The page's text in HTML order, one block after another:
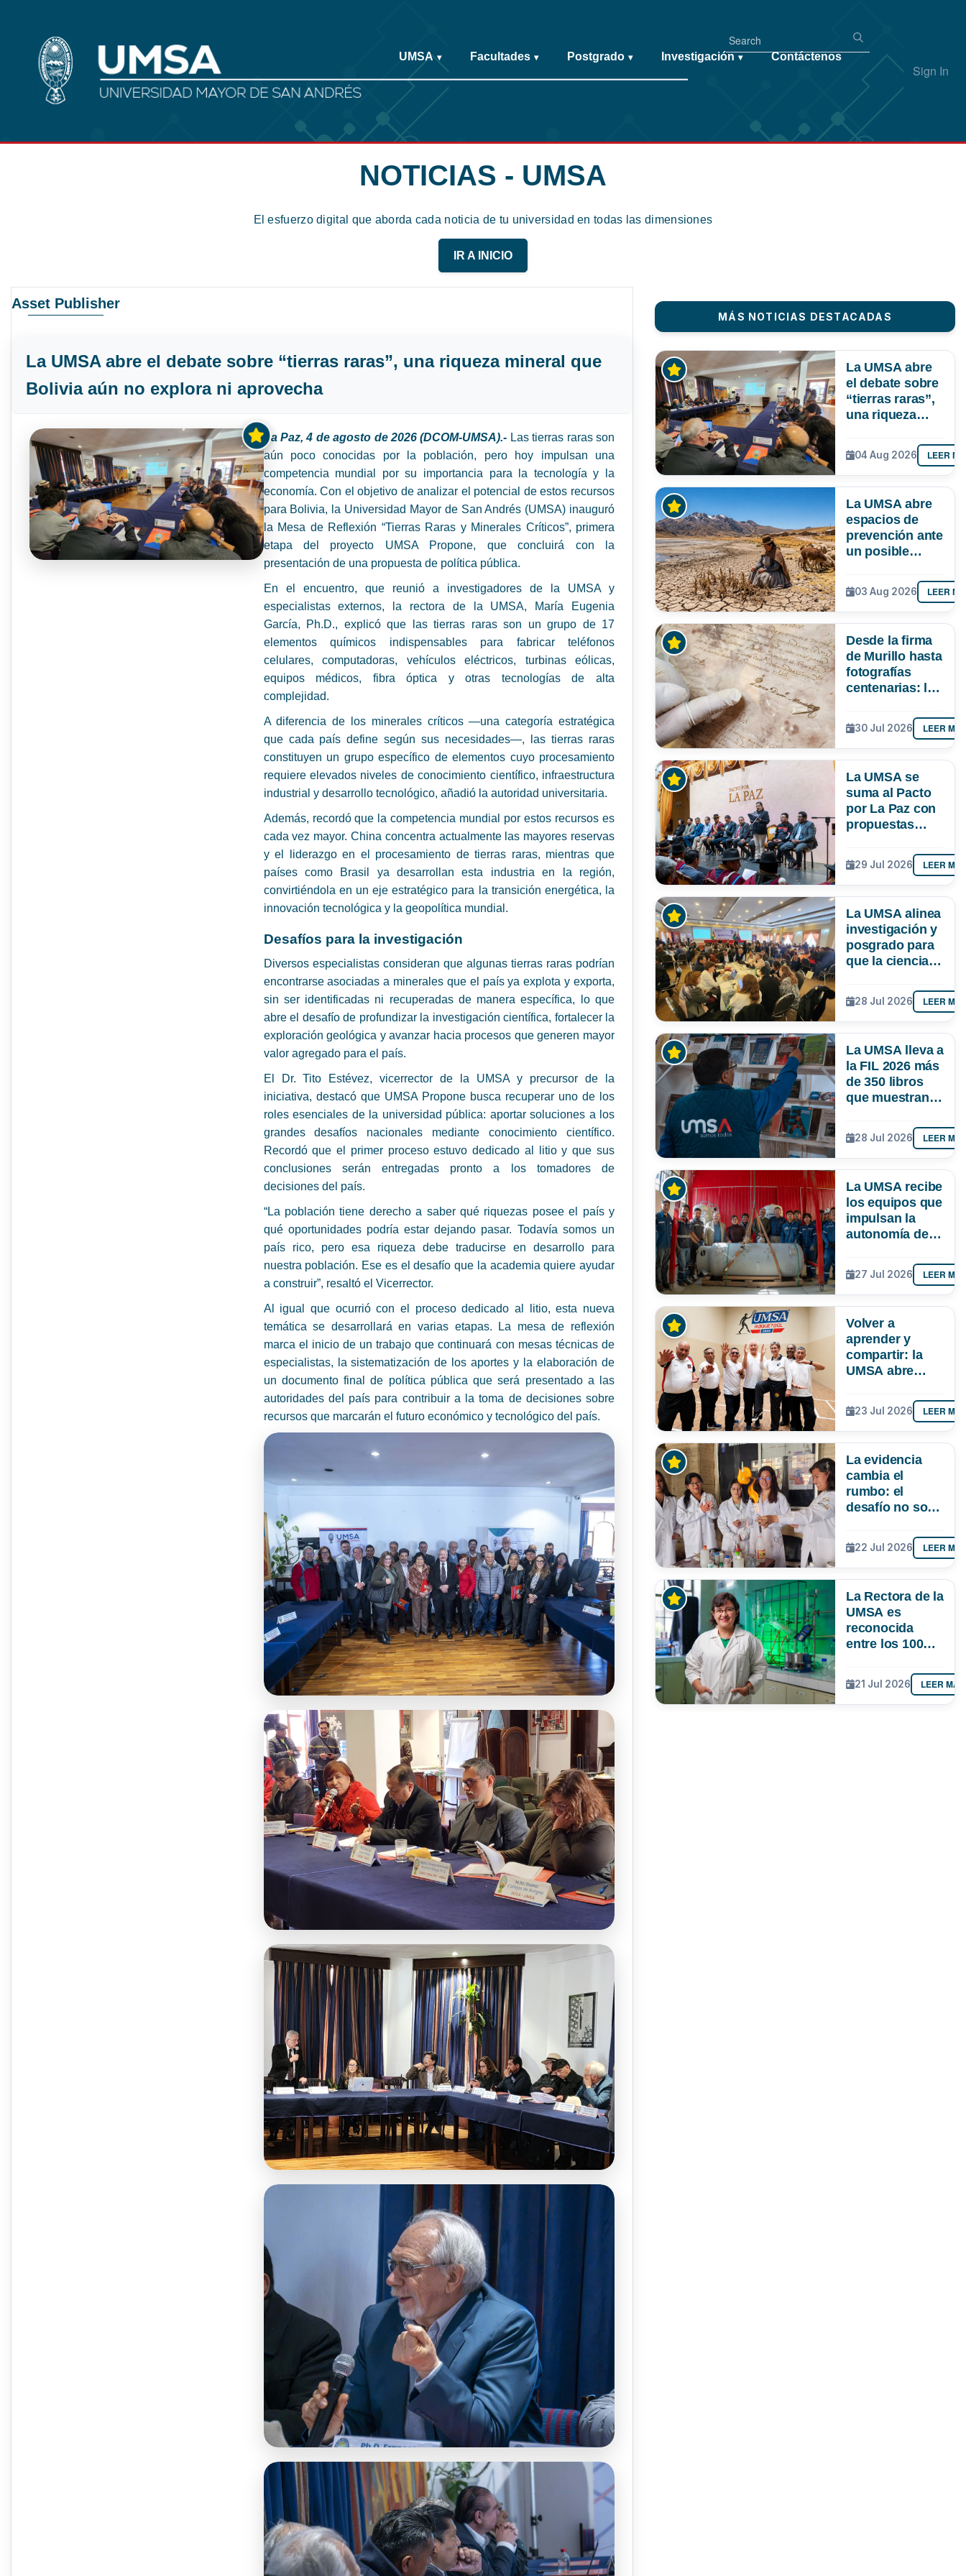
Sign In
UMSA ▾ Facultades ▾ Postgrado ▾ Investigación ▾ Contáctenos
NOTICIAS - UMSA
El esfuerzo digital que aborda cada noticia de tu universidad en todas las dimensiones
IR A INICIO
Asset Publisher
La UMSA abre el debate sobre “tierras raras”, una riqueza mineral que
Bolivia aún no explora ni aprovecha
La Paz, 4 de agosto de 2026 (DCOM-UMSA).- Las tierras raras son
aún poco conocidas por la población, pero hoy impulsan una
competencia mundial por su importancia para la tecnología y la
economía. Con el objetivo de analizar el potencial de estos recursos
para Bolivia, la Universidad Mayor de San Andrés (UMSA) inauguró
la Mesa de Reflexión “Tierras Raras y Minerales Críticos”, primera
etapa del proyecto UMSA Propone, que concluirá con la
presentación de una propuesta de política pública.
En el encuentro, que reunió a investigadores de la UMSA y
especialistas externos, la rectora de la UMSA, María Eugenia
García, Ph.D., explicó que las tierras raras son un grupo de 17
elementos químicos indispensables para fabricar teléfonos
celulares, computadoras, vehículos eléctricos, turbinas eólicas,
equipos médicos, fibra óptica y otras tecnologías de alta
complejidad.
A diferencia de los minerales críticos —una categoría estratégica
que cada país define según sus necesidades—, las tierras raras
constituyen un grupo específico de elementos cuyo procesamiento
requiere elevados niveles de conocimiento científico, infraestructura
industrial y desarrollo tecnológico, añadió la autoridad universitaria.
Además, recordó que la competencia mundial por estos recursos es
cada vez mayor. China concentra actualmente las mayores reservas
y el liderazgo en el procesamiento de tierras raras, mientras que
países como Brasil ya desarrollan esta industria en la región,
convirtiéndola en un eje estratégico para la transición energética, la
innovación tecnológica y la geopolítica mundial.
Desafíos para la investigación
Diversos especialistas consideran que algunas tierras raras podrían
encontrarse asociadas a minerales que el país ya explota y exporta,
sin ser identificadas ni recuperadas de manera específica, lo que
abre el desafío de profundizar la investigación científica, fortalecer la
exploración geológica y avanzar hacia procesos que generen mayor
valor agregado para el país.
El Dr. Tito Estévez, vicerrector de la UMSA y precursor de la
iniciativa, destacó que UMSA Propone busca recuperar uno de los
roles esenciales de la universidad pública: aportar soluciones a los
grandes desafíos nacionales mediante conocimiento científico.
Recordó que el primer proceso estuvo dedicado al litio y que sus
conclusiones serán entregadas pronto a los tomadores de
decisiones del país.
“La población tiene derecho a saber qué riquezas posee el país y
qué oportunidades podría estar dejando pasar. Todavía somos un
país rico, pero esa riqueza debe traducirse en desarrollo para
nuestra población. Ese es el desafío que la academia quiere ayudar
a construir”, resaltó el Vicerrector.
Al igual que ocurrió con el proceso dedicado al litio, esta nueva
temática se desarrollará en varias etapas. La mesa de reflexión
marca el inicio de un trabajo que continuará con mesas técnicas de
especialistas, la sistematización de los aportes y la elaboración de
un documento final de política pública que será presentado a las
autoridades del país para contribuir a la toma de decisiones sobre
recursos que marcarán el futuro económico y tecnológico del país.
MÁS NOTICIAS DESTACADAS
La UMSA abre
el debate sobre
“tierras raras”,
una riqueza
Bolivia aún no
explora ni
aprovecha
04 Aug 2026 LEER
La UMSA abre
espacios de
prevención ante
un posible
podría superar
a los tres
registrados en
03 Aug 2026 LEER
Desde la firma
de Murillo hasta
fotografías
centenarias: la
resguarda 6
joyas de la
memoria
30 Jul 2026 LEER
La UMSA se
suma al Pacto
por La Paz con
propuestas
desarrollo del
departamento
29 Jul 2026 LEER
La UMSA alinea
investigación y
posgrado para
que la ciencia
necesidades de
Bolivia
28 Jul 2026 LEER
La UMSA lleva a
la FIL 2026 más
de 350 libros
que muestran el
que se genera
en Bolivia
28 Jul 2026 LEER
La UMSA recibe
los equipos que
impulsan la
autonomía de
medicinal
27 Jul 2026 LEER
Volver a
aprender y
compartir: la
UMSA abre
para adultos
mayores
23 Jul 2026 LEER
La evidencia
cambia el
rumbo: el
desafío no solo
ciencia, sino
lograr que
lideren
22 Jul 2026 LEER
La Rectora de la
UMSA es
reconocida
entre los 100
destacados de
Bolivia
21 Jul 2026 LEER MÁS